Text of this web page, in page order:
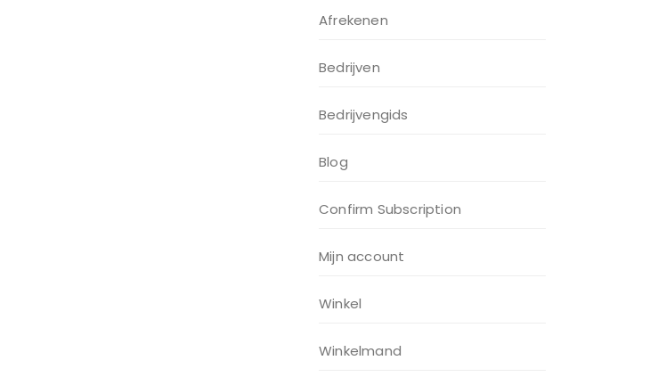
Afrekenen
Bedrijven
Bedrijvengids
Blog
Confirm Subscription
Mijn account
Winkel
Winkelmand